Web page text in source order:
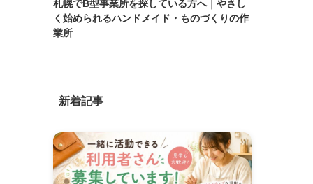
札幌でB型事業所を探している方へ｜やさし
く始められるハンドメイド・ものづくりの作
業所
新着記事